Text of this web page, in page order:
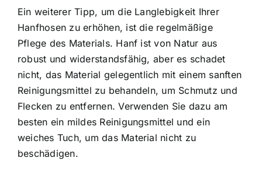
Ein weiterer Tipp, um die Langlebigkeit Ihrer
Hanfhosen zu erhöhen, ist die regelmäßige
Pflege des Materials. Hanf ist von Natur aus
robust und widerstandsfähig, aber es schadet
nicht, das Material gelegentlich mit einem sanften
Reinigungsmittel zu behandeln, um Schmutz und
Flecken zu entfernen. Verwenden Sie dazu am
besten ein mildes Reinigungsmittel und ein
weiches Tuch, um das Material nicht zu
beschädigen.